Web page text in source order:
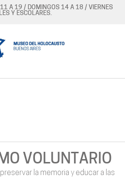
11 A 19 / DOMINGOS 14 A 18 / VIERNES
Y ESCOLARES.
VOLUNTARIO
la memoria y educar a las